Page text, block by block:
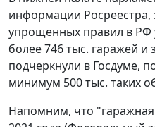
информации Росреестра,
упрощенных правил в РФ
более 746 тыс. гаражей
подчеркнули в Госдуме,
минимум 500 тыс. таких
Напомним, что "гаражная